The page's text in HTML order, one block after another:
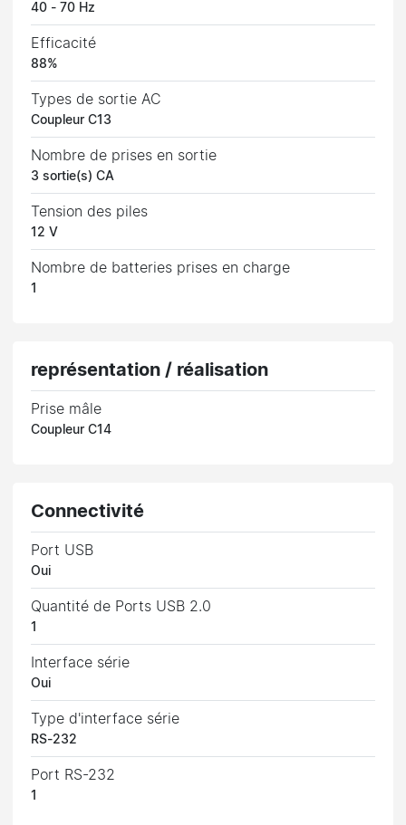
40 - 70 Hz
Efficacité
88%
Types de sortie AC
Coupleur C13
Nombre de prises en sortie
3 sortie(s) CA
Tension des piles
12 V
Nombre de batteries prises en charge
1
représentation / réalisation
Prise mâle
Coupleur C14
Connectivité
Port USB
Oui
Quantité de Ports USB 2.0
1
Interface série
Oui
Type d'interface série
RS-232
Port RS-232
1